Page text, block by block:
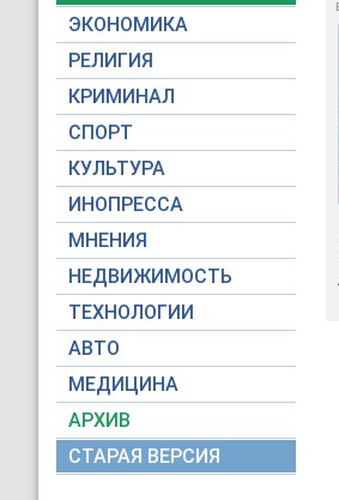
ЭКОНОМИКА
РЕЛИГИЯ
КРИМИНАЛ
СПОРТ
КУЛЬТУРА
ИНОПРЕССА
МНЕНИЯ
НЕДВИЖИМОСТЬ
ТЕХНОЛОГИИ
АВТО
МЕДИЦИНА
АРХИВ
СТАРАЯ ВЕРСИЯ